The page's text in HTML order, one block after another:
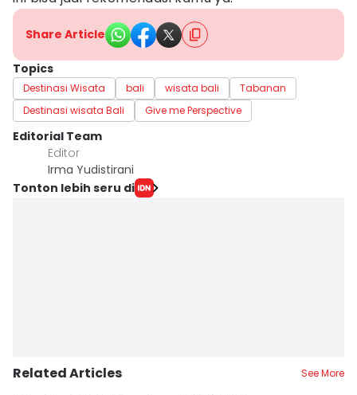
Share Article
Topics
Destinasi Wisata bali wisata bali
Tabanan
Destinasi wisata Bali
Give me Perspective
Editorial Team
Editor
Irma Yudistirani
Tonton lebih seru di
Related Articles See More